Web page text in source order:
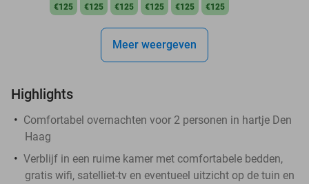
€125 €125 €125 €125 €125 €125
Meer weergeven
Highlights
Comfortabel overnachten voor 2 personen in hartje Den
Haag
Verblijf in een ruime kamer met comfortabele bedden,
gratis wifi, satelliet-tv en eventueel uitzicht op de tuin en